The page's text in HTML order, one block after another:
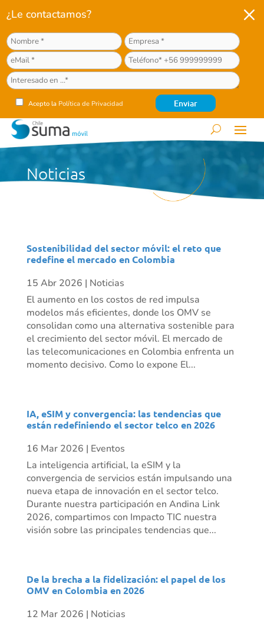
¿Le contactamos?
Acepto la Política de Privacidad
M
Noticias
Sostenibilidad del sector móvil: el reto que
redefine el mercado en Colombia
15 Abr 2026 | Noticias
El aumento en los costos de red impulsa
modelos más eficientes, donde los OMV se
consolidan como una alternativa sostenible para
el crecimiento del sector móvil. El mercado de
las telecomunicaciones en Colombia enfrenta un
momento decisivo. Como lo expone El...
IA, eSIM y convergencia: las tendencias que
están redefiniendo el sector telco en 2026
16 Mar 2026 | Eventos
La inteligencia artificial, la eSIM y la
convergencia de servicios están impulsando una
nueva etapa de innovación en el sector telco.
Durante nuestra participación en Andina Link
2026, compartimos con Impacto TIC nuestra
visión sobre las principales tendencias que...
De la brecha a la fidelización: el papel de los
OMV en Colombia en 2026
12 Mar 2026 | Noticias